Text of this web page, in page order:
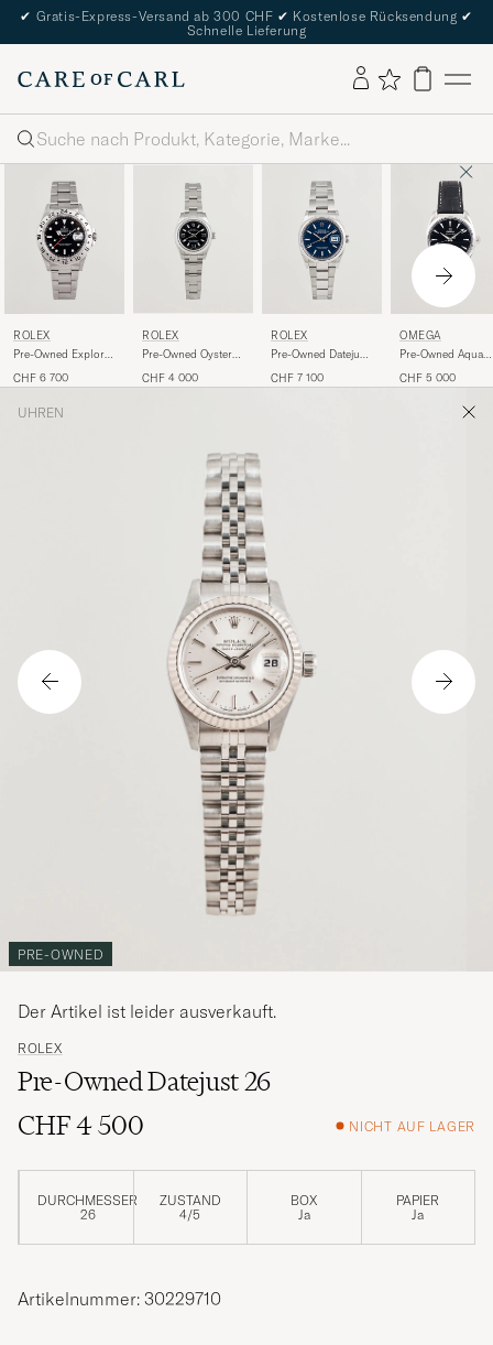
✔ Gratis-Express-Versand ab 300 CHF ✔ Kostenlose Rücksendung ✔
Schnelle Lieferung
Suche
ROLEX
Pre-Owned Explorer
CHF 6 700
ROLEX
Pre-Owned Oyster
CHF 4 000
ROLEX
Pre-Owned Datejust
CHF 7 100
OMEGA
Pre-Owned Aqua
CHF 5 000
UHREN
PRE-OWNED
ROLEX
Pre-Owned Datejust 26
CHF 4 500
NICHT AUF LAGER
DURCHMESSER
26
ZUSTAND
4/5
BOX
Ja
PAPIER
Ja
Der Artikel ist leider ausverkauft.
Artikelnummer: 30229710